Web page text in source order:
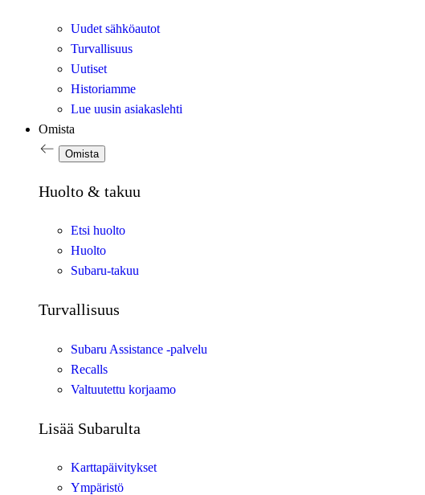
Uudet sähköautot
Turvallisuus
Uutiset
Historiamme
Lue uusin asiakaslehti
Omista
Omista
Huolto & takuu
Etsi huolto
Huolto
Subaru-takuu
Turvallisuus
Subaru Assistance -palvelu
Recalls
Valtuutettu korjaamo
Lisää Subarulta
Karttapäivitykset
Ympäristö